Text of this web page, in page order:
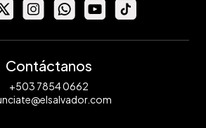
Contáctanos
+503 7854 0662